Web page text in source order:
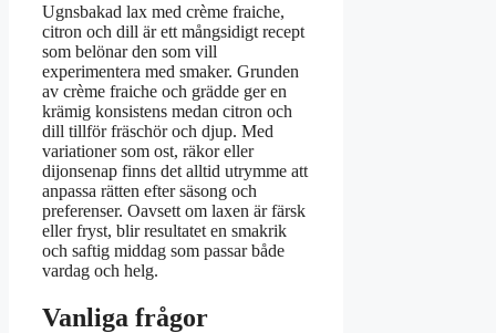
Ugnsbakad lax med crème fraiche,
citron och dill är ett mångsidigt recept
som belönar den som vill
experimentera med smaker. Grunden
av crème fraiche och grädde ger en
krämig konsistens medan citron och
dill tillför fräschör och djup. Med
variationer som ost, räkor eller
dijonsenap finns det alltid utrymme att
anpassa rätten efter säsong och
preferenser. Oavsett om laxen är färsk
eller fryst, blir resultatet en smakrik
och saftig middag som passar både
vardag och helg.
Vanliga frågor